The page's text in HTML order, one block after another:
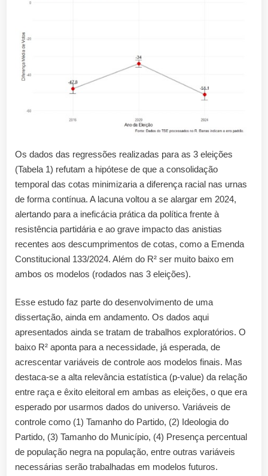
Os dados das regressões realizadas para as 3 eleições
(Tabela 1) refutam a hipótese de que a consolidação
temporal das cotas minimizaria a diferença racial nas urnas
de forma contínua. A lacuna voltou a se alargar em 2024,
alertando para a ineficácia prática da política frente à
resistência partidária e ao grave impacto das anistias
recentes aos descumprimentos de cotas, como a Emenda
Constitucional 133/2024. Além do R² ser muito baixo em
ambos os modelos (rodados nas 3 eleições).
Esse estudo faz parte do desenvolvimento de uma
dissertação, ainda em andamento. Os dados aqui
apresentados ainda se tratam de trabalhos exploratórios. O
baixo R² aponta para a necessidade, já esperada, de
acrescentar variáveis de controle aos modelos finais. Mas
destaca-se a alta relevância estatística (p-value) da relação
entre raça e êxito eleitoral em ambas as eleições, o que era
esperado por usarmos dados do universo. Variáveis de
controle como (1) Tamanho do Partido, (2) Ideologia do
Partido, (3) Tamanho do Município, (4) Presença percentual
de população negra na população, entre outras variáveis
necessárias serão trabalhadas em modelos futuros.